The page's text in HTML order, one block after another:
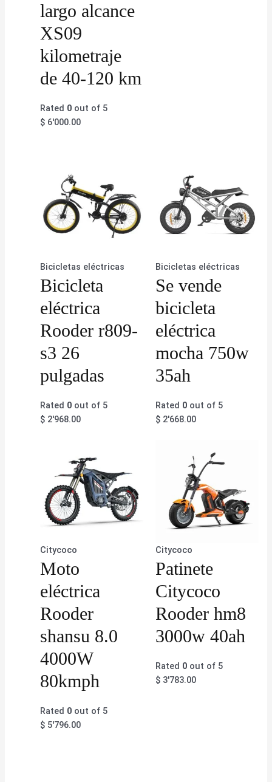
largo alcance
XS09
kilometraje
de 40-120 km
Rated 0 out of 5
$ 6'000.00
Bicicletas eléctricas
Bicicleta
eléctrica
Rooder r809-
s3 26
pulgadas
Rated 0 out of 5
$ 2'968.00
Bicicletas eléctricas
Se vende
bicicleta
eléctrica
mocha 750w
35ah
Rated 0out of 5
$2'668.00
Citycoco
Moto
eléctrica
Rooder
shansu 8.0
4000W
80kmph
Rated 0 out of 5
$ 5'796.00
Citycoco
Patinete
Citycoco
Rooder hm8
3000w 40ah
Rated 0out of 5
$3'783.00